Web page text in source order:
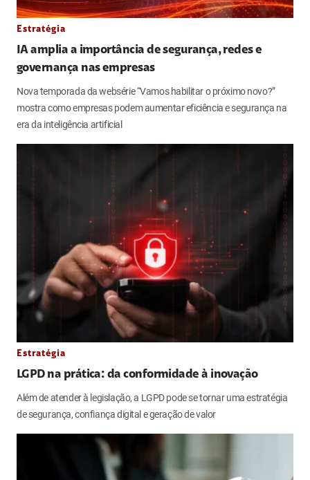
Estratégia
IA amplia a importância de segurança, redes e
governança nas empresas
Nova temporada da websérie “Vamos habilitar o próximo novo?”
mostra como empresas podem aumentar eficiência e segurança na
era da inteligência artificial
Estratégia
LGPD na prática: da conformidade à inovação
Além de atender à legislação, a LGPD pode se tornar uma estratégia
de segurança, confiança digital e geração de valor